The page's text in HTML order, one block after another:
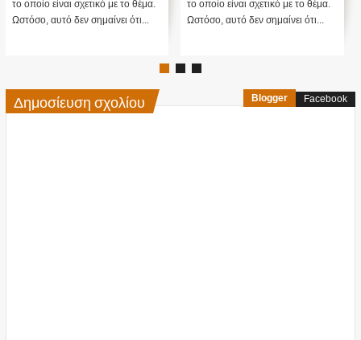
το οποίο είναι σχετικό με το θέμα.
Ωστόσο, αυτό δεν σημαίνει ότι...
το οποίο είναι σχετικό με το θέμα.
Ωστόσο, αυτό δεν σημαίνει ότι...
Δημοσίευση σχολίου Blogger Facebook